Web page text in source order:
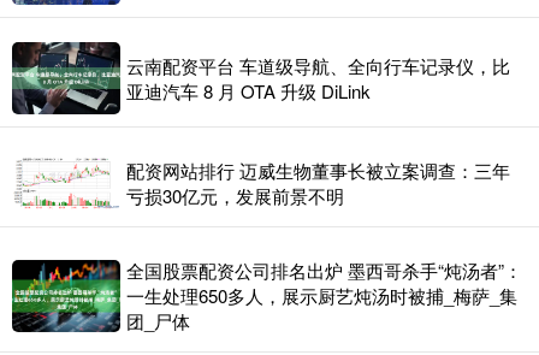
云南配资平台 车道级导航、全向行车记录仪，比
亚迪汽车 8 月 OTA 升级 DiLink
配资网站排行 迈威生物董事长被立案调查：三年
亏损30亿元，发展前景不明
全国股票配资公司排名出炉 墨西哥杀手“炖汤者”：
一生处理650多人，展示厨艺炖汤时被捕_梅萨_集
团_尸体